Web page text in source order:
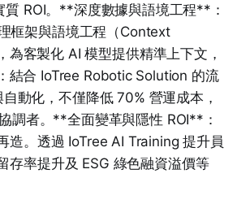
ROI。**深度數據與語境工程**：
框架與語境工程（Context
客製化 AI 模型提供精準上下文，
結合 IoTree Robotic Solution 的流
動化，不僅降低 70% 營運成本，
調者。**全面變革與隱性 ROI**：
造。透過 IoTree AI Training 提升員
存率提升及 ESG 綠色融資溢價等